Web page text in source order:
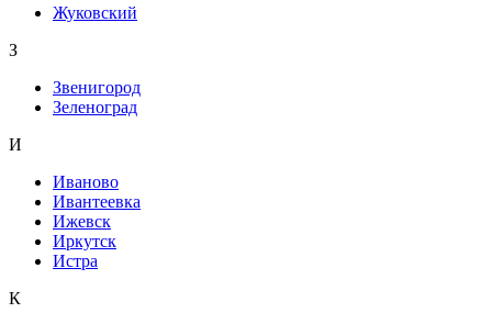
Жуковский
З
Звенигород
Зеленоград
И
Иваново
Ивантеевка
Ижевск
Иркутск
Истра
К